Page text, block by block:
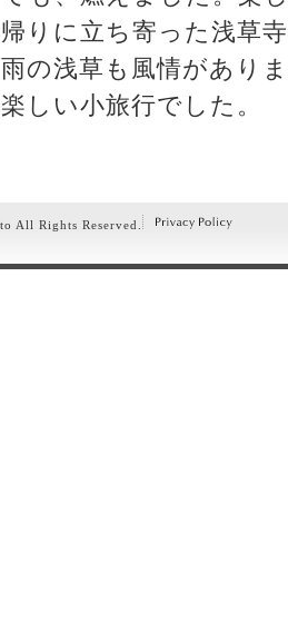
帰りに立ち寄った浅草
雨の浅草も風情があり
楽しい小旅行でした。